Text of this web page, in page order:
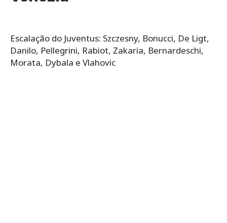
Escalação do Juventus:​ Szczesny, Bonucci, De Ligt,
Danilo, Pellegrini, Rabiot, Zakaria, Bernardeschi,
Morata, Dybala e Vlahovic